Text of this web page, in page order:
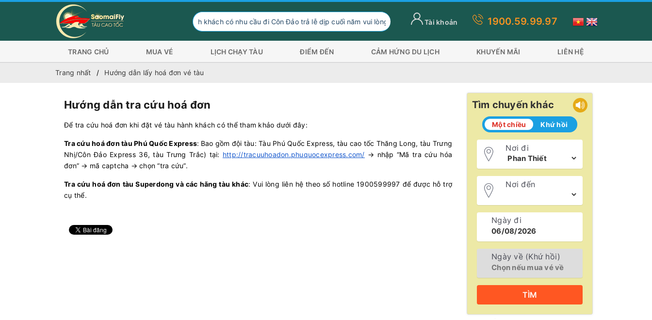
Hành khách có nhu cầu đi Côn Đảo trả lễ dịp cuối năm vui lòng chuyển hướng xuống Sóc Trăng Trần Đề đi 2 phương tiện: Tàu Superdong và tàu
Tài khoản 1900.59.99.97
TRANG CHỦ MUA VÉ LỊCH CHẠY TÀU ĐIỂM ĐẾN CẢM HỨNG DU LỊCH KHUYẾN MÃI LIÊN HỆ
Trang nhất Hướng dẫn lấy hoá đơn vé tàu
Hướng dẫn tra cứu hoá đơn
Để tra cứu hoá đơn khi đặt vé tàu hành khách có thể tham khảo dưới đây:
Tra cứu hoá đơn tàu Phú Quốc Express: Bao gồm đội tàu: Tàu Phú Quốc Express, tàu cao tốc Thăng Long, tàu Trưng
Nhị/Côn Đảo Express 36, tàu Trưng Trắc) tại: http://tracuuhoadon.phuquocexpress.com/ → nhập “Mã tra cứu hóa
đơn” → mã captcha → chọn “tra cứu”.
Tra cứu hoá đơn tàu Superdong và các hãng tàu khác: Vui lòng liên hệ theo số hotline 1900599997 để được hỗ trợ
cụ thể.
Tìm chuyến khác
Một chiều Khứ hồi
Nơi đi
Nơi đến
Ngày đi
Ngày về (Khứ hồi)
TÌM